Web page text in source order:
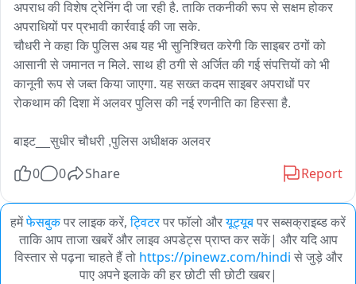
अपराध की विशेष ट्रेनिंग दी जा रही है. ताकि तकनीकी रूप से सक्षम होकर
अपराधियों पर प्रभावी कार्रवाई की जा सके.
चौधरी ने कहा कि पुलिस अब यह भी सुनिश्चित करेगी कि साइबर ठगों को
आसानी से जमानत न मिले. साथ ही ठगी से अर्जित की गई संपत्तियों को भी
कानूनी रूप से जब्त किया जाएगा. यह सख्त कदम साइबर अपराधों पर
रोकथाम की दिशा में अलवर पुलिस की नई रणनीति का हिस्सा है.
बाइट__सुधीर चौधरी ,पुलिस अधीक्षक अलवर
0 0 Share Report
हमेंफेसबुकपर लाइक करें, ट्विटरपर फॉलो औरयूट्यूबपर सब्सक्राइब्ड करें
ताकि आप ताजा खबरें और लाइव अपडेट्स प्राप्त कर सकें| और यदि आप
विस्तार से पढ़ना चाहते हैं तो https://pinewz.com/hindi से जुड़े और
पाए अपने इलाके की हर छोटी सी छोटी खबर|